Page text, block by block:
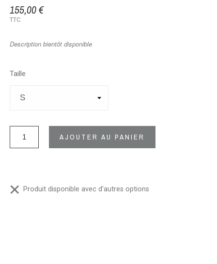
155,00 €
TTC
Description bientôt disponible
Taille
AJOUTER AU PANIER
Produit disponible avec d'autres options